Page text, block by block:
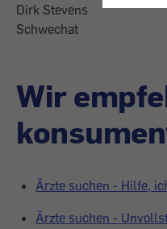
Dirk Stevens
Schwechat
Wir
Ärzte suchen - Hilfe,
Ärzte suchen -